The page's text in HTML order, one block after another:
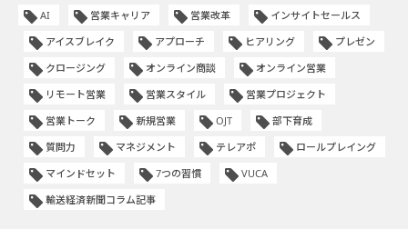
AI 営業キャリア 営業改革
インサイトセールス
アイスブレイク
アプローチ ヒアリング
プレゼン
クロージング
オンライン商談
オンライン営業
リモート営業
営業スタイル
営業プロジェクト
営業トーク
新規営業 OJT
部下育成
質問力
マネジメント テレアポ
ロールプレイング
マインドセット
7つの習慣
VUCA
輸送経済新聞コラム記事